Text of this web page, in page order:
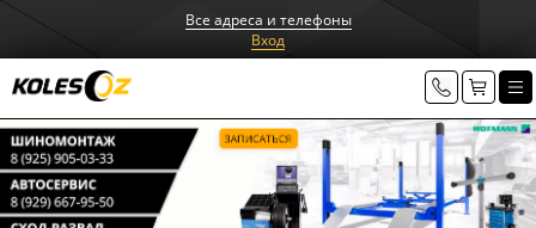
Все адреса и телефоны
Вход